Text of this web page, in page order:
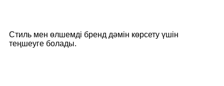
Стиль мен өлшемді бренд дәмін көрсету үшін
теңшеуге болады.